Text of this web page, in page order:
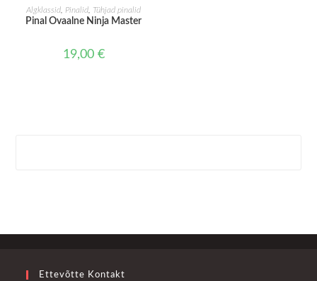
LISA KORVI
Algklassid Pinalid Tühjad pinalid
Pinal Ovaalne Ninja Master
19,00 €
Ettevõtte Kontakt